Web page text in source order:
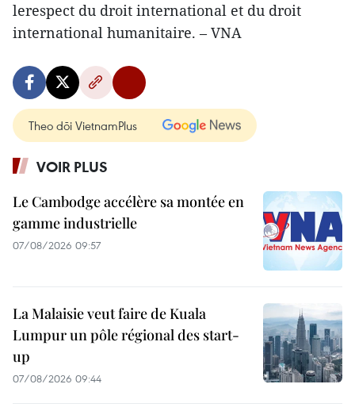
lerespect du droit international et du droit
international humanitaire. – VNA
Theo dõi VietnamPlus
VOIR PLUS
Le Cambodge accélère sa montée en
gamme industrielle
07/08/2026 09:57
La Malaisie veut faire de Kuala
Lumpur un pôle régional des start-
up
07/08/2026 09:44